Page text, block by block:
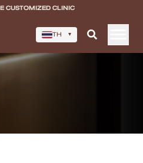
CUSTOMIZED CLINIC
TH ▾